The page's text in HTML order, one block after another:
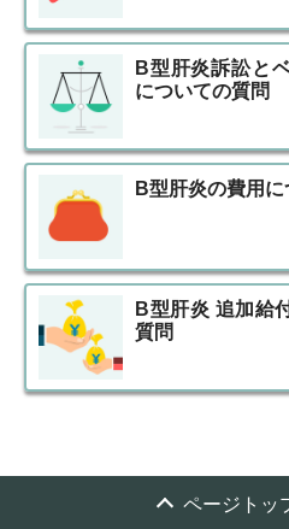
B型肝炎訴訟と
についての質問
B型肝炎の費用
B型肝炎 追加給
質問
ページトッ